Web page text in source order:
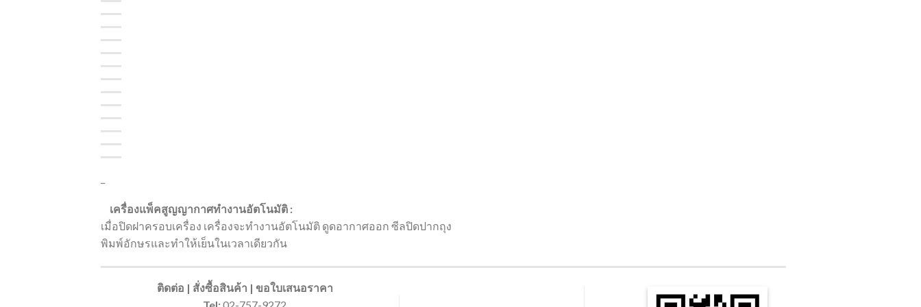
เครื่องแพ็คสูญญากาศทำงานอัตโนมัติ :
เมื่อปิดฝาครอบเครื่อง เครื่องจะทำงานอัตโนมัติ ดูดอากาศออก ซีลปิดปากถุง
พิมพ์อักษรและทำให้เย็นในเวลาเดียวกัน
ติดต่อ | สั่งซื้อสินค้า | ขอใบเสนอราคา